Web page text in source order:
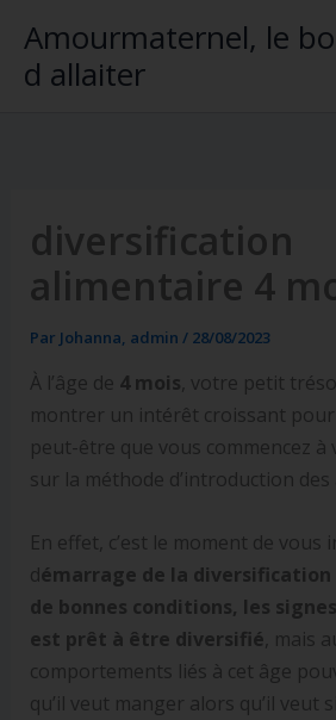
contenu
Amourmaternel, le
d allaiter
diversification
alimentaire 4
Par Johanna, admin / 28/08/2023
À l’âge de 4 mois , votre petit
montrer un intérêt croissant
peut-être que vous commencez
sur la méthode d’introduction
En effet, c’est le moment de
démarrage de la
de bonnes conditions, les
est prêt à être diversifié , mais
comportements liés à cet âge
qu’il veut manger alors qu’il veut